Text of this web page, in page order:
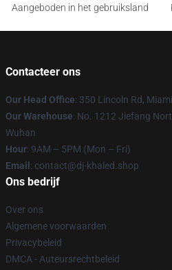
Aangeboden in het gebruiksland
Contacteer ons
Our Head Office: 350 Lincoln Rd,
Our Warehouse: No. 1212 Jiefang
Wuhan
Hour: 9AM – 5PM (Mon – Fri)
Email : contact@dj-khaled.shop
Ons bedrijf
Over ons
Algemene voorwaarden
Privacybeleid
DMCA - Auteursrechtbeleid